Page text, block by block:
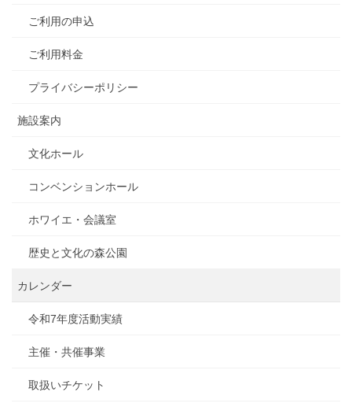
ご利用の申込
ご利用料金
プライバシーポリシー
施設案内
文化ホール
コンベンションホール
ホワイエ・会議室
歴史と文化の森公園
カレンダー
令和7年度活動実績
主催・共催事業
取扱いチケット